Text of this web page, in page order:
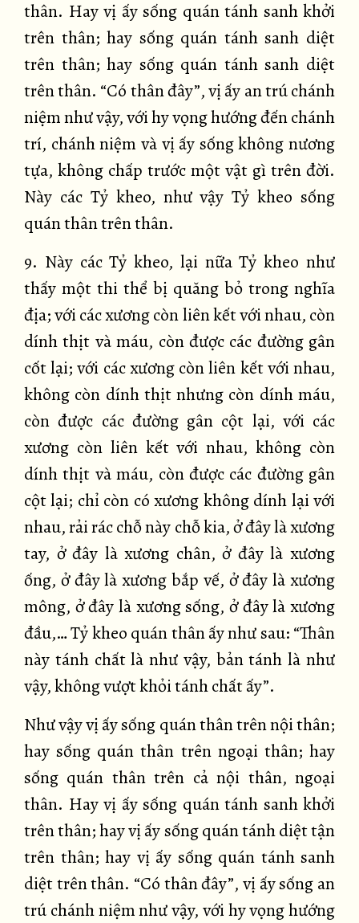
thân. Hay vị ấy sống quán tánh sanh khởi
trên thân; hay sống quán tánh sanh diệt
trên thân; hay sống quán tánh sanh diệt
trên thân. “Có thân đây”, vị ấy an trú chánh
niệm như vậy, với hy vọng hướng đến chánh
trí, chánh niệm và vị ấy sống không nương
tựa, không chấp trước một vật gì trên đời.
Này các Tỷ kheo, như vậy Tỷ kheo sống
quán thân trên thân.
9. Này các Tỷ kheo, lại nữa Tỷ kheo như
thấy một thi thể bị quăng bỏ trong nghĩa
địa; với các xương còn liên kết với nhau, còn
dính thịt và máu, còn được các đường gân
cốt lại; với các xương còn liên kết với nhau,
không còn dính thịt nhưng còn dính máu,
còn được các đường gân cột lại, với các
xương còn liên kết với nhau, không còn
dính thịt và máu, còn được các đường gân
cột lại; chỉ còn có xương không dính lại với
nhau, rải rác chỗ này chỗ kia, ở đây là xương
tay, ở đây là xương chân, ở đây là xương
ống, ở đây là xương bắp vế, ở đây là xương
mông, ở đây là xương sống, ở đây là xương
đầu,… Tỷ kheo quán thân ấy như sau: “Thân
này tánh chất là như vậy, bản tánh là như
vậy, không vượt khỏi tánh chất ấy”.
Như vậy vị ấy sống quán thân trên nội thân;
hay sống quán thân trên ngoại thân; hay
sống quán thân trên cả nội thân, ngoại
thân. Hay vị ấy sống quán tánh sanh khởi
trên thân; hay vị ấy sống quán tánh diệt tận
trên thân; hay vị ấy sống quán tánh sanh
diệt trên thân. “Có thân đây”, vị ấy sống an
trú chánh niệm như vậy, với hy vọng hướng